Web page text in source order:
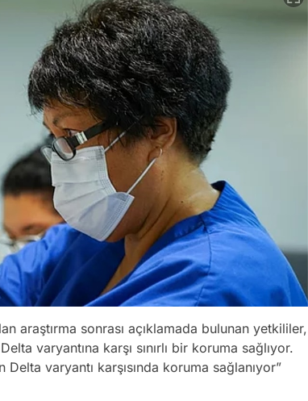
araştırma sonrası açıklamada bulunan yetkililer,
varyantına karşı sınırlı bir koruma sağlıyor.
varyantı karşısında koruma sağlanıyor”